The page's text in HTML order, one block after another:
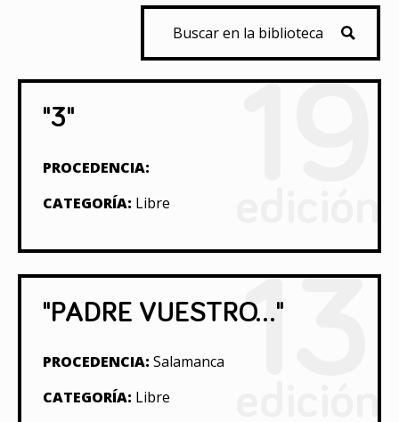
Buscar en la biblioteca
"3"
PROCEDENCIA:
CATEGORÍA: Libre
"PADRE VUESTRO..."
PROCEDENCIA: Salamanca
CATEGORÍA: Libre 13